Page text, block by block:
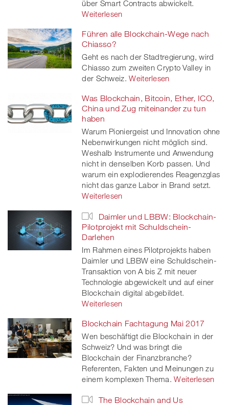
über Smart Contracts abwickelt.
Weiterlesen
Führen alle Blockchain-Wege nach
Chiasso?
Geht es nach der Stadtregierung, wird
Chiasso zum zweiten Crypto Valley in
der Schweiz. Weiterlesen
Was Blockchain, Bitcoin, Ether, ICO,
China und Zug miteinander zu tun
haben
Warum Pioniergeist und Innovation ohne
Nebenwirkungen nicht möglich sind.
Weshalb Instrumente und Anwendung
nicht in denselben Korb passen. Und
warum ein explodierendes Reagenzglas
nicht das ganze Labor in Brand setzt.
Weiterlesen
Daimler und LBBW: Blockchain-
Pilotprojekt mit Schuldschein-
Darlehen
Im Rahmen eines Pilotprojekts haben
Daimler und LBBW eine Schuldschein-
Transaktion von A bis Z mit neuer
Technologie abgewickelt und auf einer
Blockchain digital abgebildet.
Weiterlesen
Blockchain Fachtagung Mai 2017
Wen beschäftigt die Blockchain in der
Schweiz? Und was bringt die
Blockchain der Finanzbranche?
Referenten, Fakten und Meinungen zu
einem komplexen Thema. Weiterlesen
The Blockchain and Us